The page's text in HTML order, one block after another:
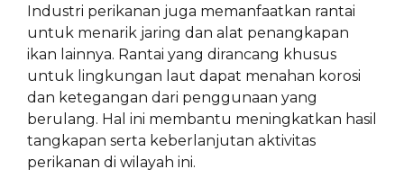
Industri perikanan juga memanfaatkan rantai
untuk menarik jaring dan alat penangkapan
ikan lainnya. Rantai yang dirancang khusus
untuk lingkungan laut dapat menahan korosi
dan ketegangan dari penggunaan yang
berulang. Hal ini membantu meningkatkan hasil
tangkapan serta keberlanjutan aktivitas
perikanan di wilayah ini.